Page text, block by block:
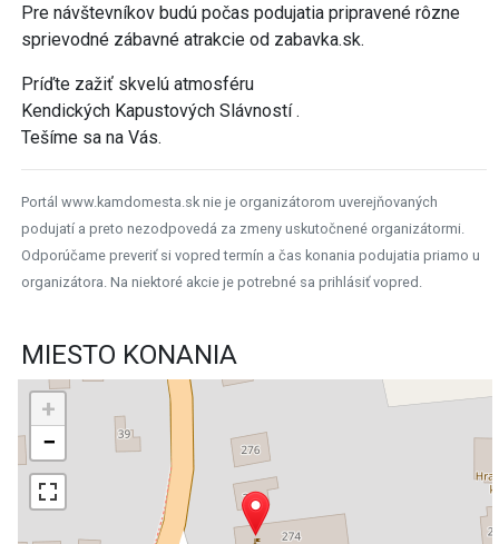
Pre návštevníkov budú počas podujatia pripravené rôzne
sprievodné zábavné atrakcie od zabavka.sk.
Príďte zažiť skvelú atmosféru
Kendických Kapustových Slávností .
Tešíme sa na Vás.
Portál www.kamdomesta.sk nie je organizátorom uverejňovaných
podujatí a preto nezodpovedá za zmeny uskutočnené organizátormi.
Odporúčame preveriť si vopred termín a čas konania podujatia priamo u
organizátora. Na niektoré akcie je potrebné sa prihlásiť vopred.
MIESTO KONANIA
+
−